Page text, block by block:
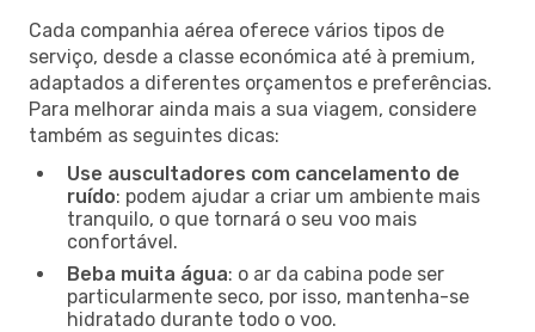
Cada companhia aérea oferece vários tipos de
serviço, desde a classe económica até à premium,
adaptados a diferentes orçamentos e preferências.
Para melhorar ainda mais a sua viagem, considere
também as seguintes dicas:
Use auscultadores com cancelamento de
ruído: podem ajudar a criar um ambiente mais
tranquilo, o que tornará o seu voo mais
confortável.
Beba muita água: o ar da cabina pode ser
particularmente seco, por isso, mantenha-se
hidratado durante todo o voo.